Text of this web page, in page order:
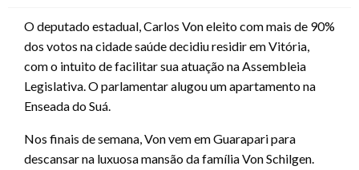
O deputado estadual, Carlos Von eleito com mais de 90%
dos votos na cidade saúde decidiu residir em Vitória,
com o intuito de facilitar sua atuação na Assembleia
Legislativa. O parlamentar alugou um apartamento na
Enseada do Suá.
Nos finais de semana, Von vem em Guarapari para
descansar na luxuosa mansão da família Von Schilgen.